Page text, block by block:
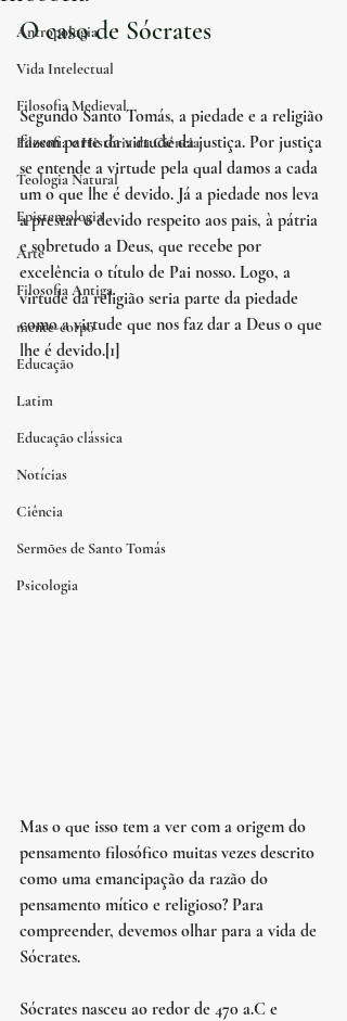
Antropologia
Vida Intelectual
Filosofia Medieval
Filosofia e História da Ciência
Teologia Natural
Epistemologia
Arte
Filosofia Antiga
mente-corpo
Educação
Latim
Educação clássica
Notícias
Ciência
Sermões de Santo Tomás
Psicologia
O caso de Sócrates
Segundo Santo Tomás, a piedade e a religião
fazem parte da virtude da justiça. Por justiça
se entende a virtude pela qual damos a cada
um o que lhe é devido. Já a piedade nos leva
a prestar o devido respeito aos pais, à pátria
e sobretudo a Deus, que recebe por
excelência o título de Pai nosso. Logo, a
virtude da religião seria parte da piedade
como a virtude que nos faz dar a Deus o que
lhe é devido.[1]
Mas o que isso tem a ver com a origem do
pensamento filosófico muitas vezes descrito
como uma emancipação da razão do
pensamento mítico e religioso? Para
compreender, devemos olhar para a vida de
Sócrates.
Sócrates nasceu ao redor de 470 a.C e